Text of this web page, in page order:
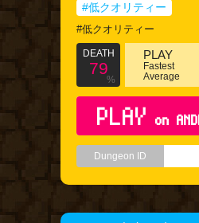
#低クオリティー
#低クオリティー
DEATH
79
%
PLAY
Fastest
Average
PLAY on
Dungeon ID